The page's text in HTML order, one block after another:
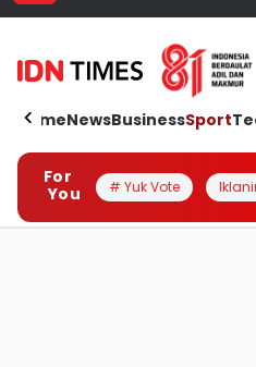
HomeNewsBusinessSport
For
You
# Yuk Vote